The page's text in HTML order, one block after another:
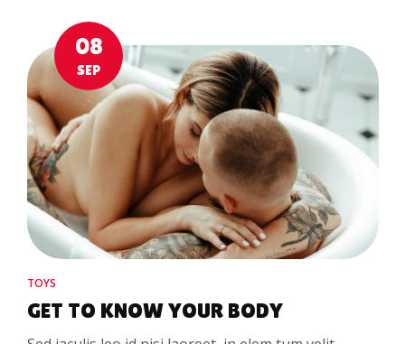
08
SEP
TOYS
GET TO KNOW YOUR BODY